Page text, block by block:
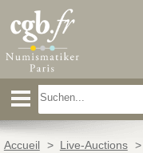
Accueil > Live-Auctions >